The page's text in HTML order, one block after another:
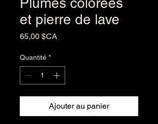
et pierre de lave
65,00 $CA
Quantité *
Ajouter au panier